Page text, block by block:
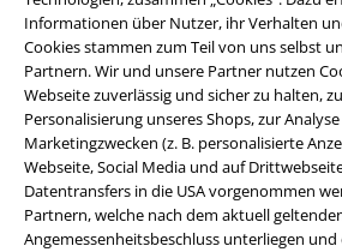
Informationen über Nutzer, ihr Verhalten
Cookies stammen zum Teil von uns selbst
Partnern. Wir und unsere Partner nutzen
Webseite zuverlässig und sicher zu halten,
Personalisierung unseres Shops, zur
Marketingzwecken (z. B. personalisierte
Webseite, Social Media und auf
Datentransfers in die USA vorgenommen
Partnern, welche nach dem aktuell
Angemessenheitsbeschluss unterliegen
Rechtliches
AGB